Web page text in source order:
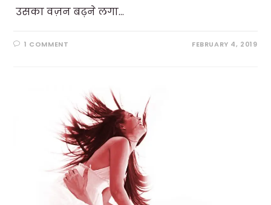
उसका वज़न बढ़ने लगा…
1 COMMENT FEBRUARY 4, 2019